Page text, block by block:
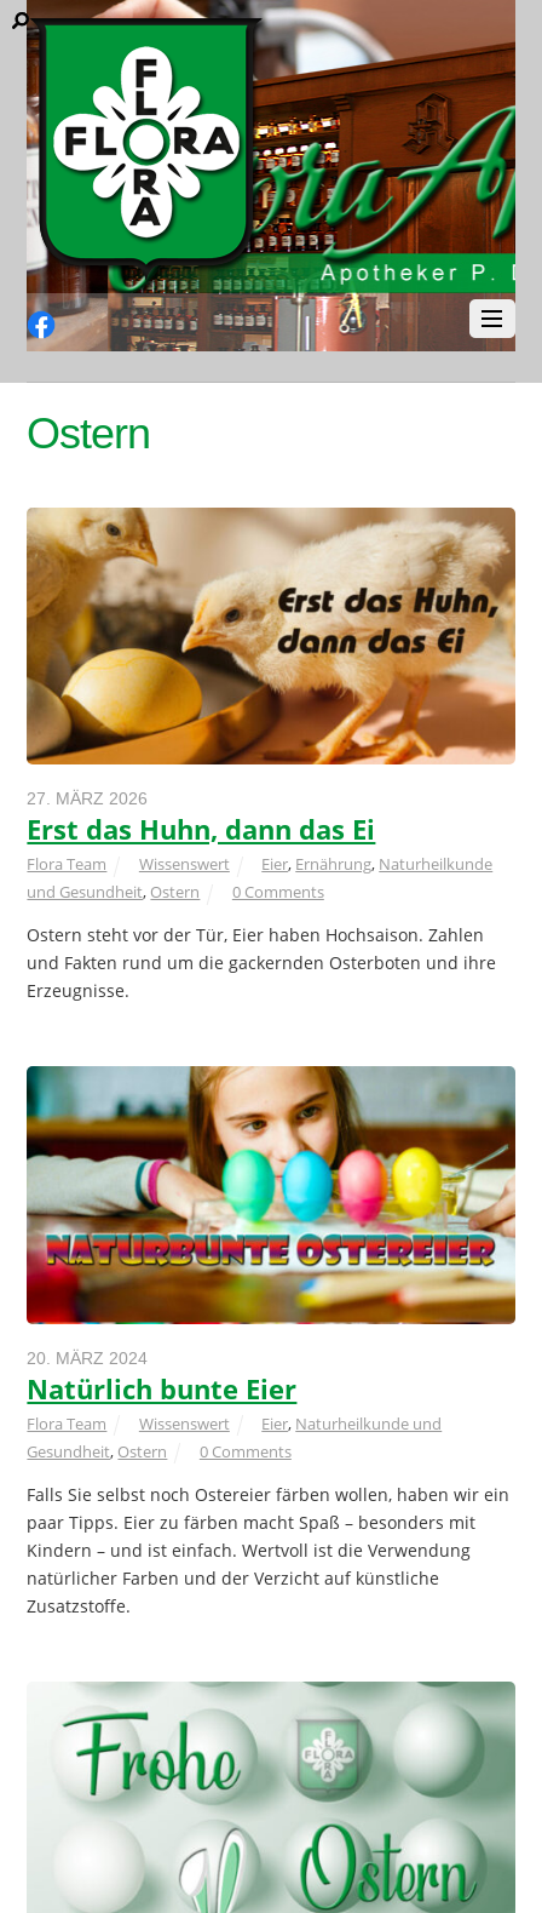
Facebook
Ostern
27. MÄRZ 2026
Erst das Huhn, dann das Ei
Flora Team Wissenswert Eier, Ernährung, Naturheilkunde
und Gesundheit, Ostern 0 Comments
Ostern steht vor der Tür, Eier haben Hochsaison. Zahlen
und Fakten rund um die gackernden Osterboten und ihre
Erzeugnisse.
20. MÄRZ 2024
Natürlich bunte Eier
Flora Team Wissenswert Eier, Naturheilkunde und
Gesundheit, Ostern 0 Comments
Falls Sie selbst noch Ostereier färben wollen, haben wir ein
paar Tipps. Eier zu färben macht Spaß – besonders mit
Kindern – und ist einfach. Wertvoll ist die Verwendung
natürlicher Farben und der Verzicht auf künstliche
Zusatzstoffe.